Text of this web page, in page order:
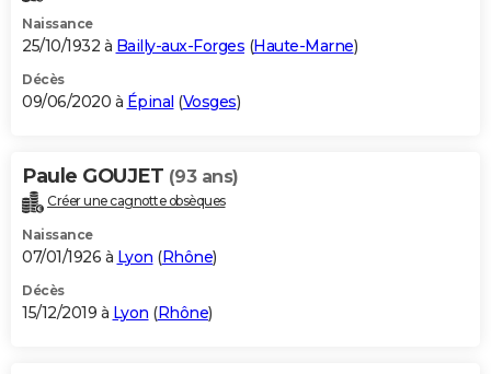
Naissance
25/10/1932 à Bailly-aux-Forges (Haute-Marne)
Décès
09/06/2020 à Épinal (Vosges)
Paule GOUJET (93 ans)
Créer une cagnotte obsèques
Naissance
07/01/1926 à Lyon (Rhône)
Décès
15/12/2019 à Lyon (Rhône)